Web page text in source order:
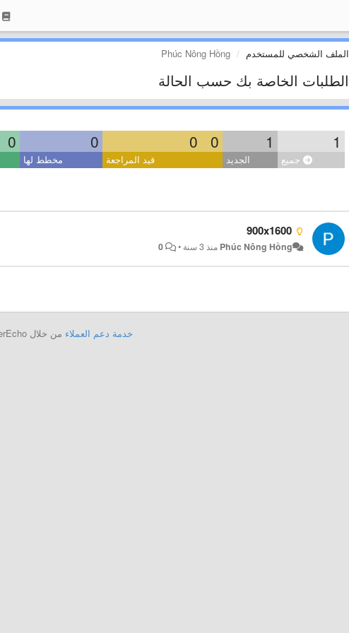
الملف الشخصي للمستخدم Phúc Nông Hồng
الطلبات الخاصة بك حسب الحالة
1
1
0
0
0
0
جميع الجديد قيد المراجعة مخطط لها
900x1600
Phúc Nông Hồng منذ 3 سنة •
0
خدمة دعم العملاء من خلال UserEcho